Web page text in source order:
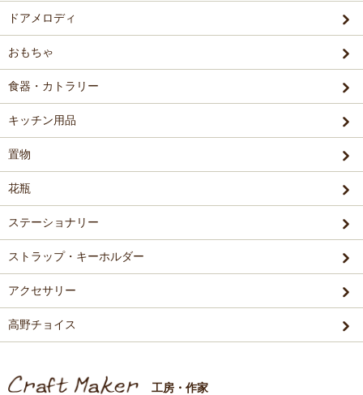
ドアメロディ
おもちゃ
食器・カトラリー
キッチン用品
置物
花瓶
ステーショナリー
ストラップ・キーホルダー
アクセサリー
高野チョイス
工房・作家